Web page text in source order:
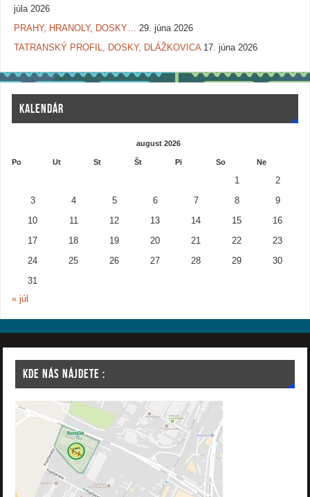
júla 2026
PRAHY, HRANOLY, DOSKY… 29. júna 2026
TATRANSKÝ PROFIL, DOSKY, DLÁŽKOVICA 17. júna 2026
KALENDÁR
august 2026
Po Ut St Št Pi So Ne
1 2
3 4 5 6 7 8 9
10 11 12 13 14 15 16
17 18 19 20 21 22 23
24 25 26 27 28 29 30
31
« júl
KDE NÁS NÁJDETE :